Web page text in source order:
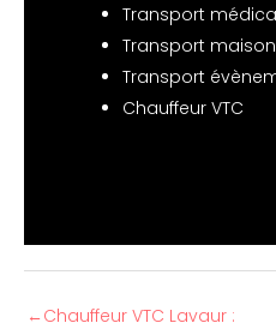
Transport
Transport
Transport
Chauffeur VTC
← Chauffeur VTC Lavaur :